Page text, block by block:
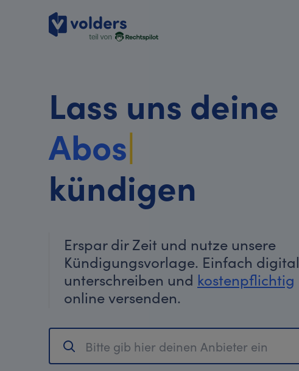
Lass uns deine
Ver|
kündigen
Erspar dir Zeit und nutze unsere
Kündigungsvorlage. Einfach digital
unterschreiben und kostenpflichtig
online versenden.